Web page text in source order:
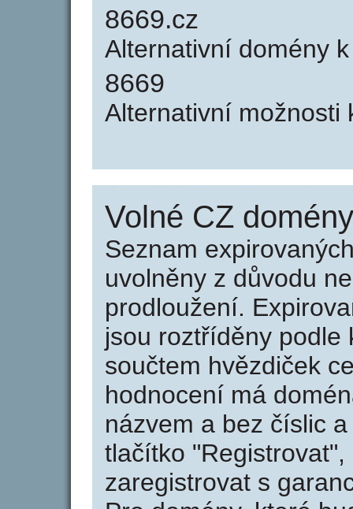
8669.cz
Alternativní domény
8669
Alternativní možnosti
Volné CZ
Seznam
uvolněny z důvodu
prodloužení.
jsou roztříděny podle
součtem hvězdiček
hodnocení má
názvem a bez číslic
tlačítko
zaregistrovat s